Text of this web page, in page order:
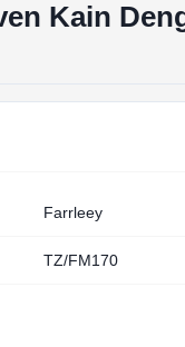
Kain
Farrleey
TZ/FM170